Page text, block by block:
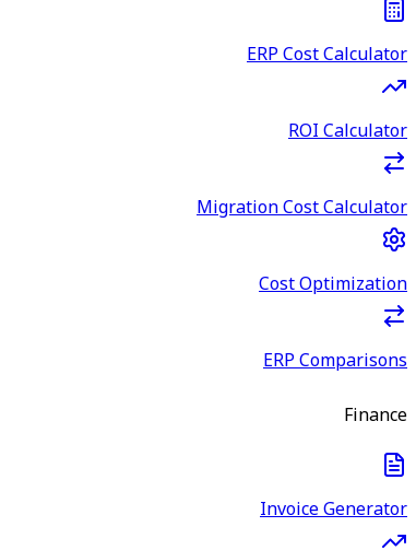
ERP Cost Calculator
ROI Calculator
Migration Cost Calculator
Cost Optimization
ERP Comparisons
Finance
Invoice Generator